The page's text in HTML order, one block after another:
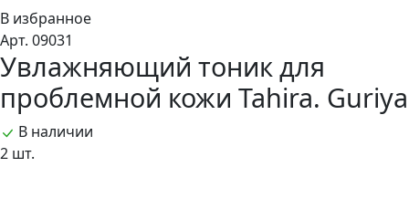
В избранное
Арт. 09031
Увлажняющий тоник для
проблемной кожи Tahira. Guriya
В наличии
2 шт.